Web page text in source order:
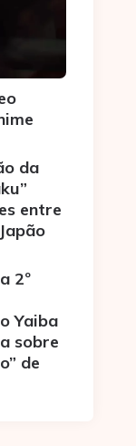
da
entre
2º
Yaiba
sobre
de